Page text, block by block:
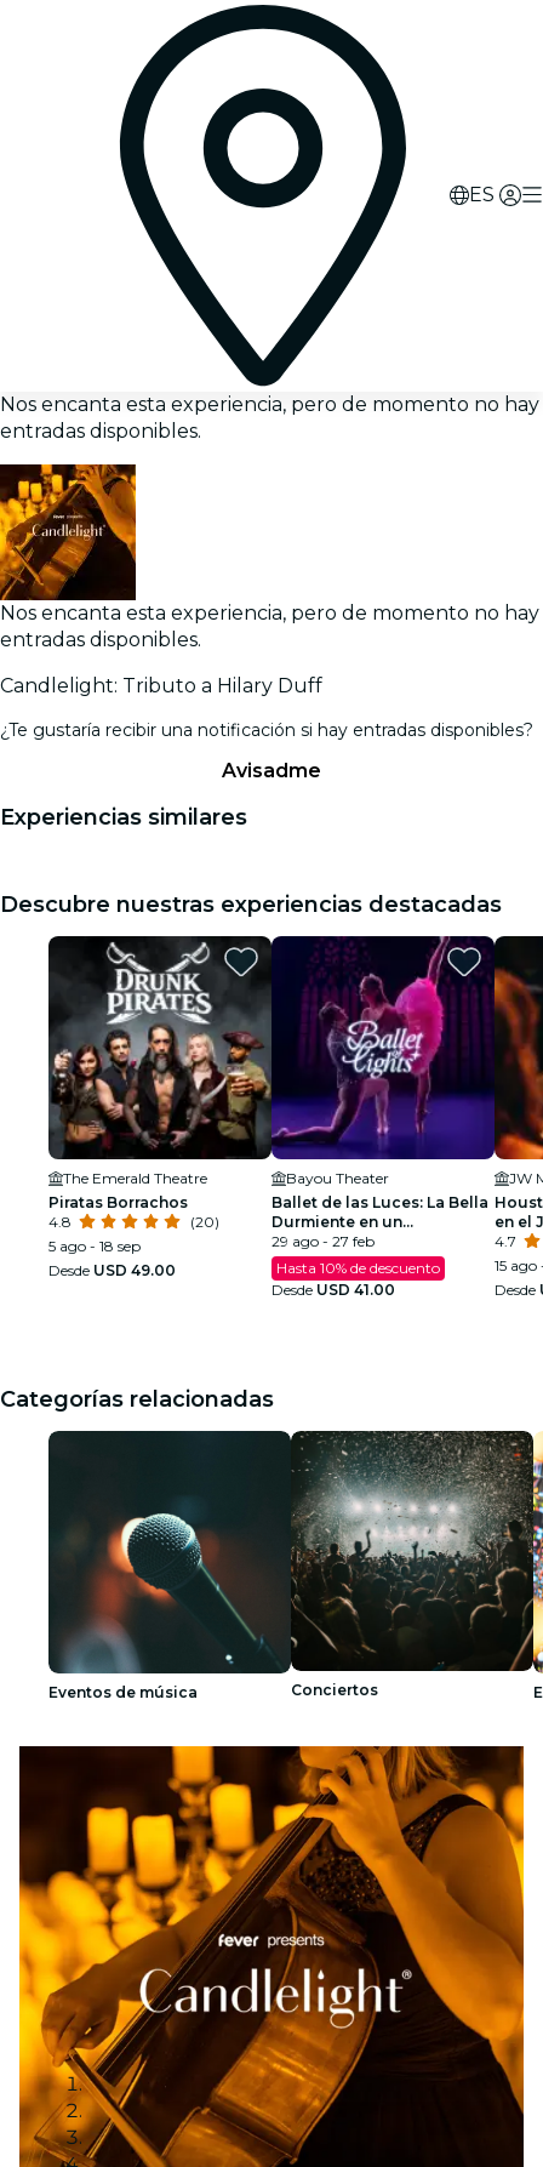
ES
Nos encanta esta experiencia, pero de momento no hay
entradas disponibles.
Nos encanta esta experiencia, pero de momento no hay
entradas disponibles.
Candlelight: Tributo a Hilary Duff
¿Te gustaría recibir una notificación si hay entradas disponibles?
Avisadme
Experiencias similares
Descubre nuestras experiencias destacadas
The Emerald Theatre
Piratas Borrachos
4.8
(20)
5 ago - 18 sep
Desde USD 49.00
Bayou Theater
Ballet de las Luces: La Bella
Durmiente en un
Espectáculo Espumoso
29 ago - 27 feb
Hasta 10% de descuento
Desde USD 41.00
en el
4.7
15 ago
Desde
Categorías relacionadas
Eventos de música Conciertos